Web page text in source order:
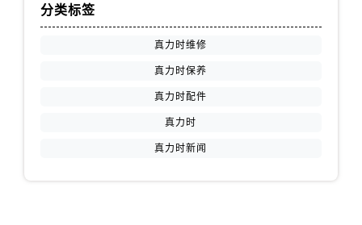
江苏省扬州市邗江区国展路29号星耀天地写字楼1号楼18层1803室真力时售后服务中心（需提前预约）
分类标签
真力时维修
真力时保养
真力时配件
真力时
真力时新闻